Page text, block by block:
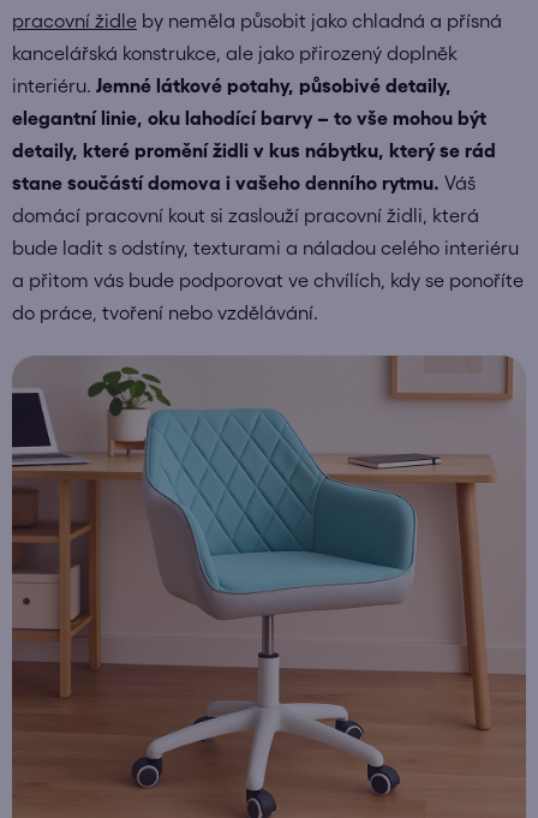
pracovní židle by neměla působit jako chladná a přísná
kancelářská konstrukce, ale jako přirozený doplněk
interiéru. Jemné látkové potahy, působivé detaily,
elegantní linie, oku lahodící barvy – to vše mohou být
detaily, které promění židli v kus nábytku, který se rád
stane součástí domova i vašeho denního rytmu. Váš
domácí pracovní kout si zaslouží pracovní židli, která
bude ladit s odstíny, texturami a náladou celého interiéru
a přitom vás bude podporovat ve chvílích, kdy se ponoříte
do práce, tvoření nebo vzdělávání.